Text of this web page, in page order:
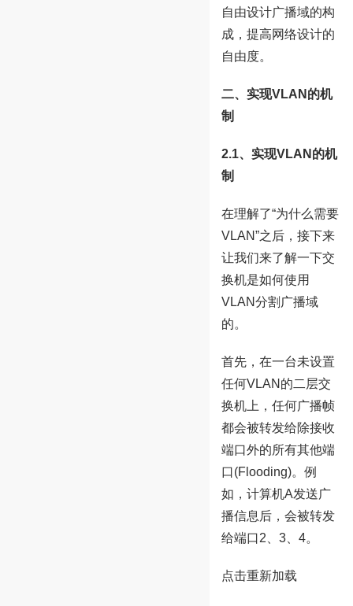
自由设计广播域的构
成，提高网络设计的
自由度。
二、实现VLAN的机
制
2.1、实现VLAN的机
制
在理解了“为什么需要
VLAN”之后，接下来
让我们来了解一下交
换机是如何使用
VLAN分割广播域
的。
首先，在一台未设置
任何VLAN的二层交
换机上，任何广播帧
都会被转发给除接收
端口外的所有其他端
口(Flooding)。例
如，计算机A发送广
播信息后，会被转发
给端口2、3、4。
点击重新加载